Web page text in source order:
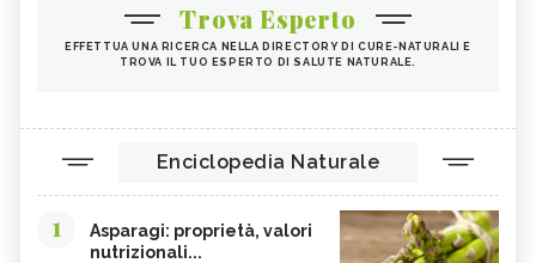
Trova Esperto
EFFETTUA UNA RICERCA NELLA DIRECTORY DI CURE-NATURALI E
TROVA IL TUO ESPERTO DI SALUTE NATURALE.
Enciclopedia Naturale
1
Asparagi: proprietà, valori
nutrizionali...